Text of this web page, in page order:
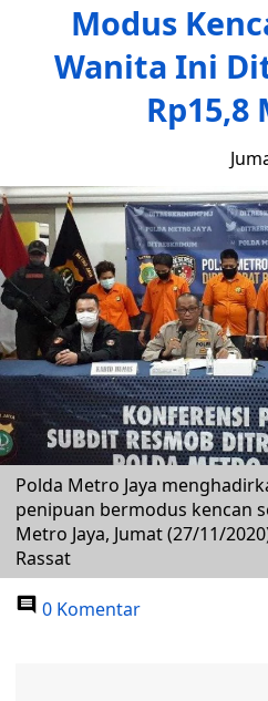
Modus
Wanita Ini
Polda Metro Jaya
penipuan bermodus kencan
Metro Jaya, Jumat (27/11/
Rassat
0 Komentar